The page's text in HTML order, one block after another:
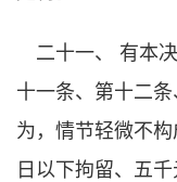
二十一、 有本
十一条、第十二
为，情节轻微不
日以下拘留、五千